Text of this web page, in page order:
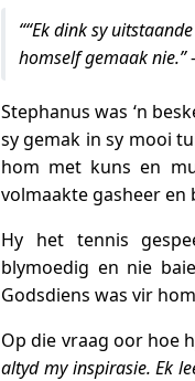
““Ek dink sy
homself gemaak nie.”
Stephanus was ‘n
sy gemak in sy mooi
hom met kuns en
volmaakte gasheer en
Hy het tennis
blymoedig en nie
Godsdiens was vir
Op die vraag oor hoe
altyd my inspirasie. Ek